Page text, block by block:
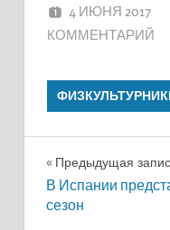
4 ИЮНЯ 2017
КОММЕНТАРИЙ
по
Предыдущая
В Испании
сезон